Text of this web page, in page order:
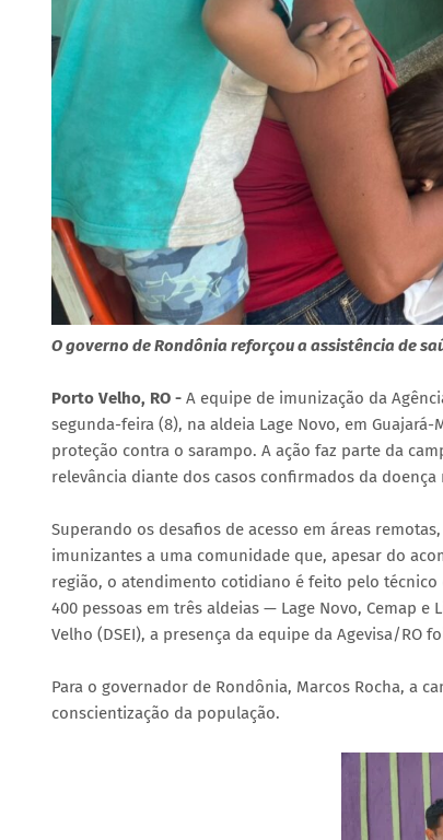
O governo de Rondônia reforçou a assistência de
Porto Velho, RO - A equipe de imunização da
segunda-feira (8), na aldeia Lage Novo, em
proteção contra o sarampo. A ação faz parte da
relevância diante dos casos confirmados da
Superando os desafios de acesso em áreas
imunizantes a uma comunidade que, apesar do
região, o atendimento cotidiano é feito pelo técnico
400 pessoas em três aldeias — Lage Novo, Cemap
Velho (DSEI), a presença da equipe da Agevisa/
Para o governador de Rondônia, Marcos Rocha, a
conscientização da população.